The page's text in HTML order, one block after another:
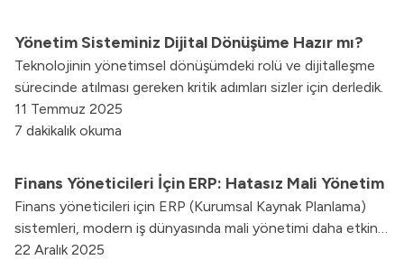
Yönetim Sisteminiz Dijital Dönüşüme Hazır mı?
Teknolojinin yönetimsel dönüşümdeki rolü ve dijitalleşme
sürecinde atılması gereken kritik adımları sizler için derledik.
11 Temmuz 2025
7 dakikalık okuma
Finans Yöneticileri İçin ERP: Hatasız Mali Yönetim
Finans yöneticileri için ERP (Kurumsal Kaynak Planlama)
sistemleri, modern iş dünyasında mali yönetimi daha etkin
bir şekilde ele almalarına yardımcı olan kapsamlı bir
22 Aralık 2025